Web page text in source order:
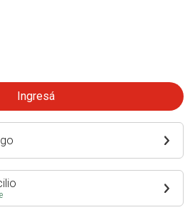
Ingresá